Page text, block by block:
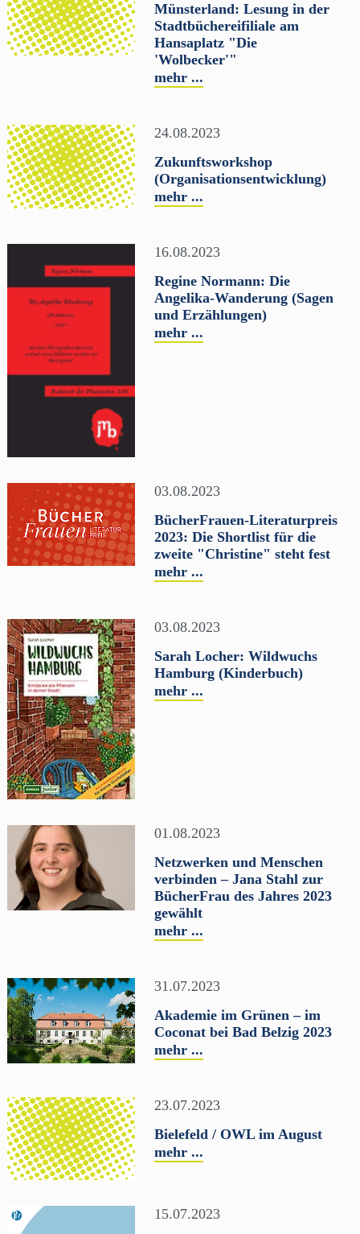
Münsterland: Lesung in der
Stadtbüchereifiliale am
Hansaplatz "Die
'Wolbecker'"
mehr ...
24.08.2023
Zukunftsworkshop
(Organisationsentwicklung)
mehr ...
16.08.2023
Regine Normann: Die
Angelika-Wanderung (Sagen
und Erzählungen)
mehr ...
03.08.2023
BücherFrauen-Literaturpreis
2023: Die Shortlist für die
zweite "Christine" steht fest
mehr ...
03.08.2023
Sarah Locher: Wildwuchs
Hamburg (Kinderbuch)
mehr ...
01.08.2023
Netzwerken und Menschen
verbinden – Jana Stahl zur
BücherFrau des Jahres 2023
gewählt
mehr ...
31.07.2023
Akademie im Grünen – im
Coconat bei Bad Belzig 2023
mehr ...
23.07.2023
Bielefeld / OWL im August
mehr ...
15.07.2023